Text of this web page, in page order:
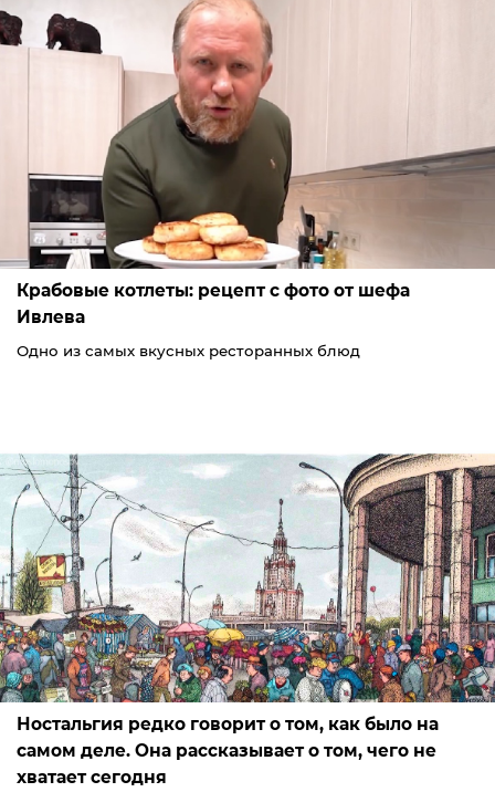
Крабовые котлеты: рецепт с фото от шефа
Ивлева
Одно из самых вкусных ресторанных блюд
Ностальгия редко говорит о том, как было на
самом деле. Она рассказывает о том, чего не
хватает сегодня